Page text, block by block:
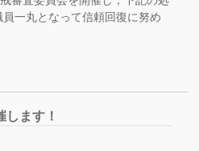
一丸となって信頼回復に努め
ます！